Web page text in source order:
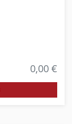
0,00 €